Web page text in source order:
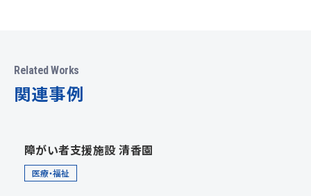
Related Works
関連事例
障がい者支援施設 清香園
医療・福祉